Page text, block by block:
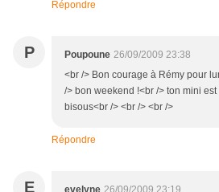
Répondre
P Poupoune 26/09/2009 23:38
<br /> Bon courage à Rémy pour
/> bon weekend !<br /> ton mini
bisous<br /> <br /> <br />
Répondre
E evelyne 26/09/2009 23:19